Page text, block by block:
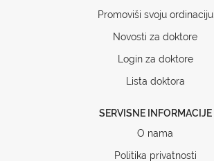
Promoviši svoju ordinaciju
Novosti za doktore
Login za doktore
Lista doktora
SERVISNE INFORMACIJE
O nama
Politika privatnosti